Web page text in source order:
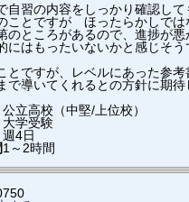
自習の内容をしっかり確認して
ことですが ほったらかしでは
のところがあるので、進捗が悪
にはもったいないかと感じそう
とですが、レベルにあった参考
で導いてくれるとの方針に期待
公立高校（中堅/上位校）
大学受験
週4日
1～2時間